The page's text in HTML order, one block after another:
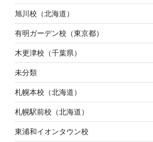
旭川校（北海道）
有明ガーデン校（東京都）
木更津校（千葉県）
未分類
札幌本校（北海道）
札幌駅前校（北海道）
東浦和イオンタウン校